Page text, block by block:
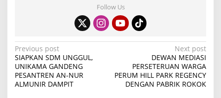
Follow Us
P
o
s
Previous post
SIAPKAN SDM UNGGUL,
UNIKAMA GANDENG
PESANTREN AN-NUR
ALMUNIR DAMPIT
Next post
DEWAN MEDIASI
PERSETERUAN WARGA
PERUM HILL PARK REGENCY
DENGAN PABRIK ROKOK